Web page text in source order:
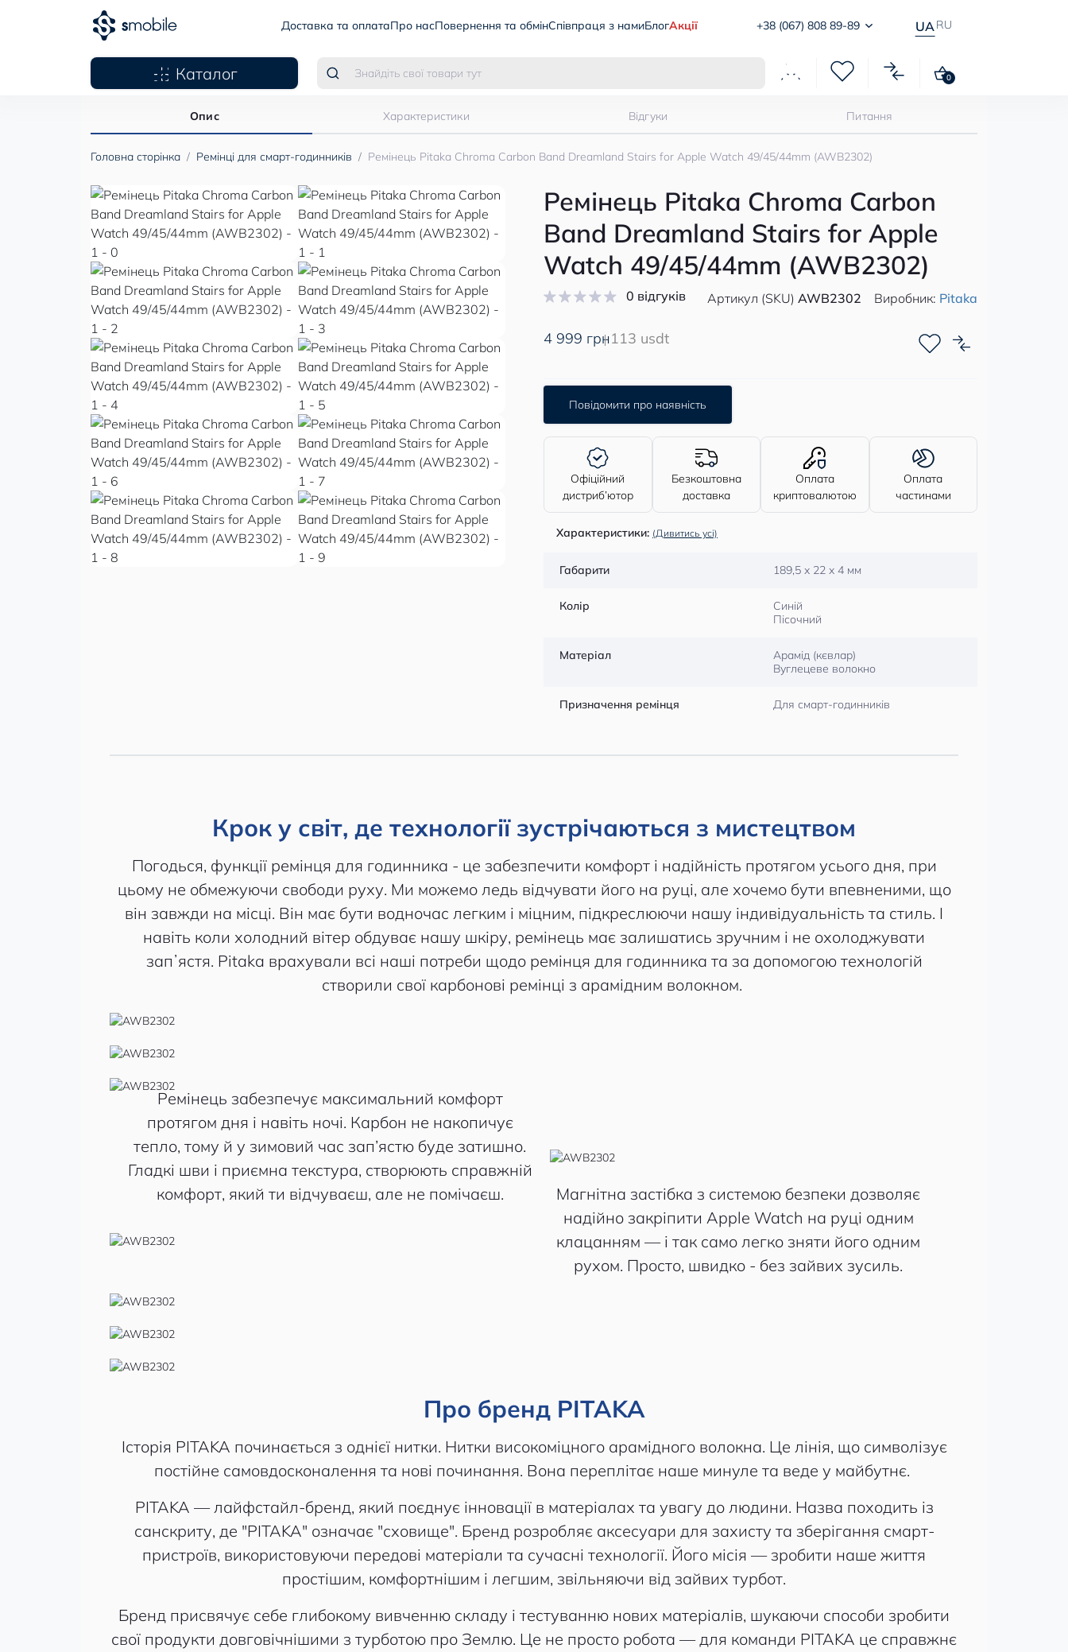
Доставка та оплатаПро насПовернення та обмінСпівпраця з намиБлогАкції +38 (067) 808 89-89 UA RU
Каталог 0
Головна сторінка Ремінці для смарт-годинників Ремінець Pitaka Chroma Carbon Band Dreamland Stairs for Apple Watch 49/45/44mm (AWB2302)
Опис Характеристики Відгуки Питання
Ремінець Pitaka Chroma Carbon
Band Dreamland Stairs for Apple
Watch 49/45/44mm (AWB2302)
0 відгуків Артикул (SKU) AWB2302 Виробник: Pitaka
4 999 грн113 usdt
Повідомити про наявність
Офіційний
дистриб’ютор
Безкоштовна
доставка
Оплата
криптовалютою
Оплата
частинами
Характеристики: (Дивитись усі)
Габарити 189,5 x 22 x 4 мм
Колір
Синій
Пісочний
Матеріал
Арамід (кєвлар)
Вуглецеве волокно
Призначення ремінця Для смарт-годинників
Крок у світ, де технології зустрічаються з мистецтвом
Погодься, функції ремінця для годинника - це забезпечити комфорт і надійність протягом усього дня, при
цьому не обмежуючи свободи руху. Ми можемо ледь відчувати його на руці, але хочемо бути впевненими, що
він завжди на місці. Він має бути водночас легким і міцним, підкреслюючи нашу індивідуальність та стиль. І
навіть коли холодний вітер обдуває нашу шкіру, ремінець має залишатись зручним і не охолоджувати
запʼястя. Pitaka врахували всі наші потреби щодо ремінця для годинника та за допомогою технологій
створили свої карбонові ремінці з арамідним волокном.
Ремінець забезпечує максимальний комфорт
протягом дня і навіть ночі. Карбон не накопичує
тепло, тому й у зимовий час зап’ястю буде затишно.
Гладкі шви і приємна текстура, створюють справжній
комфорт, який ти відчуваєш, але не помічаєш.
Магнітна застібка з системою безпеки дозволяє
надійно закріпити Apple Watch на руці одним
клацанням — і так само легко зняти його одним
рухом. Просто, швидко - без зайвих зусиль.
Про бренд PITAKA
Історія PITAKA починається з однієї нитки. Нитки високоміцного арамідного волокна. Це лінія, що символізує
постійне самовдосконалення та нові починання. Вона переплітає наше минуле та веде у майбутнє.
PITAKA — лайфстайл-бренд, який поєднує інновації в матеріалах та увагу до людини. Назва походить із
санскриту, де "PITAKA" означає "сховище". Бренд розробляє аксесуари для захисту та зберігання смарт-
пристроїв, використовуючи передові матеріали та сучасні технології. Його місія — зробити наше життя
простішим, комфортнішим і легшим, звільняючи від зайвих турбот.
Бренд присвячує себе глибокому вивченню складу і тестуванню нових матеріалів, шукаючи способи зробити
свої продукти довговічнішими з турботою про Землю. Це не просто робота — для команди PITAKA це справжнє